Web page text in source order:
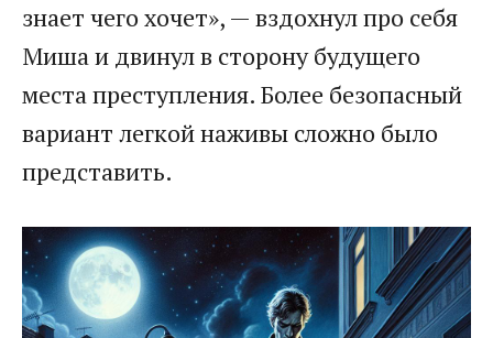
знает чего хочет», — вздохнул про себя
Миша и двинул в сторону будущего
места преступления. Более безопасный
вариант легкой наживы сложно было
представить.